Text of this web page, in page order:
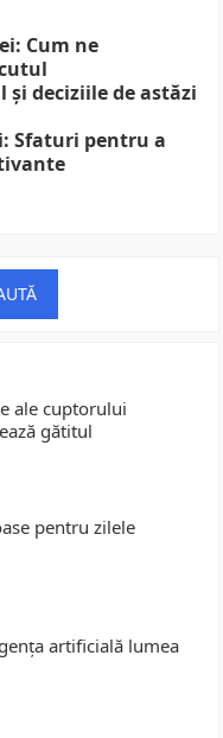
Cum ne
deciziile de astăzi
Sfaturi pentru a
ale cuptorului
gătitul
pentru zilele
artificială lumea